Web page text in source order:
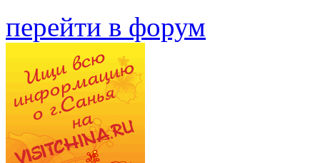
перейти в форум